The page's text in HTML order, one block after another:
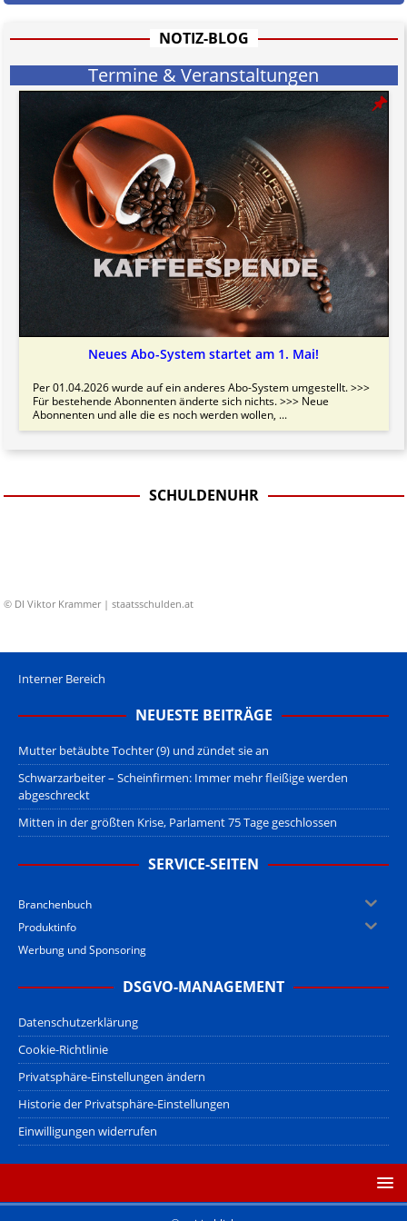
NOTIZ-BLOG
Termine & Veranstaltungen
Neues Abo-System startet am 1. Mai!
Per 01.04.2026 wurde auf ein anderes Abo-System umgestellt. >>>
Für bestehende Abonnenten änderte sich nichts. >>> Neue
Abonnenten und alle die es noch werden wollen, ...
SCHULDENUHR
© DI Viktor Krammer | staatsschulden.at
Interner Bereich
NEUESTE BEITRÄGE
Mutter betäubte Tochter (9) und zündet sie an
Schwarzarbeiter – Scheinfirmen: Immer mehr fleißige werden
abgeschreckt
Mitten in der größten Krise, Parlament 75 Tage geschlossen
SERVICE-SEITEN
Branchenbuch
Produktinfo
Werbung und Sponsoring
DSGVO-MANAGEMENT
Datenschutzerklärung
Cookie-Richtlinie
Privatsphäre-Einstellungen ändern
Historie der Privatsphäre-Einstellungen
Einwilligungen widerrufen